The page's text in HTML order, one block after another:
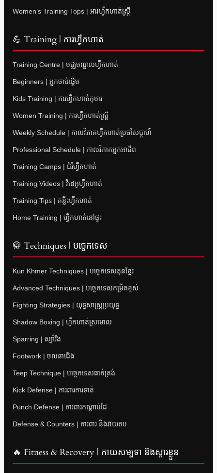
Women’s Training Tops | អាវហ្វឹកហាត់ស្ត្រី
💪 Training | ការហ្វឹកហាត់
Training Centre | មជ្ឈមណ្ឌលហ្វឹកហាត់
Beginners | អ្នកចាប់ផ្តើម
Kids Training | ការហ្វឹកហាត់កុមារ
Women Training | ការហ្វឹកហាត់ស្ត្រី
Weekly Schedule | កាលវិភាគហ្វឹកហាត់ប្រចាំសប្តាហ៍
Professional Schedule | កាលវិភាគអ្នកអាជីព
Training Camps | ជំរំហ្វឹកហាត់
Training Videos | វីដេអូហ្វឹកហាត់
Training Tips | គន្លឹះហ្វឹកហាត់
Home Training | ហ្វឹកហាត់នៅផ្ទះ
🥋 Techniques | បច្ចេកទេស
Kun Khmer Techniques | បច្ចេកទេសគុនខ្មែរ
Advanced Techniques | បច្ចេកទេសកម្រិតខ្ពស់
Fighting Strategies | យុទ្ធសាស្ត្រប្រយុទ្ធ
Shadow Boxing | ហ្វឹកហាត់ស្រមោល
Sparring | ស្ប៉ារីង
Footwork | ចលនាជើង
Teep Technique | បច្ចេកទេសធាក់ត្រង់
Kick Defense | ការពារការទាត់
Punch Defense | ការពារកណ្តាប់ដៃ
Defense & Counters | ការពារ និងវាយតប
🔥 Fitness & Recovery | កាយសម្បទា និងស្តារខ្លួន